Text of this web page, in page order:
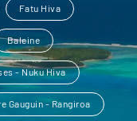
Fatu Hiva
Baleine
- Nuku Hiva
Gauguin - Rangiroa